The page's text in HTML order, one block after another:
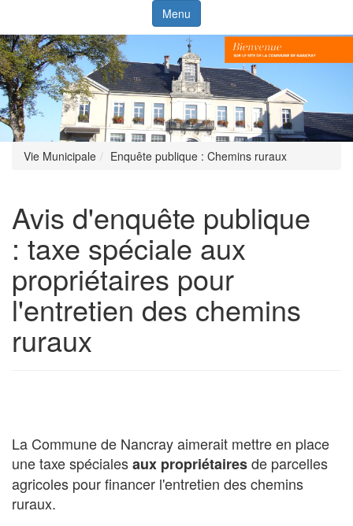
Menu
Vie Municipale Enquête publique : Chemins ruraux
Avis d'enquête publique
: taxe spéciale aux
propriétaires pour
l'entretien des chemins
ruraux
La Commune de Nancray aimerait mettre en place
une taxe spécialesaux propriétairesde parcelles
agricoles pour financer l'entretien des chemins
ruraux.